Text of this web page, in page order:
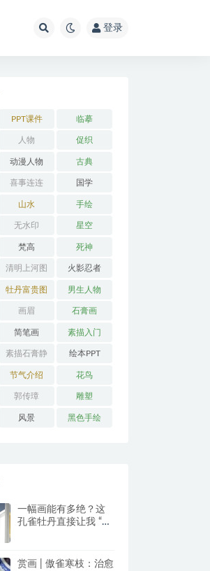
登录
PPT课件 临摹
人物 促织
动漫人物 古典
喜事连连 国学
山水 手绘
无水印 星空
梵高 死神
清明上河图 火影忍者
牡丹富贵图 男生人物
画眉 石膏画
简笔画 素描入门
素描石膏静
物
绘本PPT
节气介绍 花鸟
郭传璋 雕塑
风景 黑色手绘
一幅画能有多绝？这
孔雀牡丹直接让我 “哇
赏画 | 傲雀寒枝：治愈